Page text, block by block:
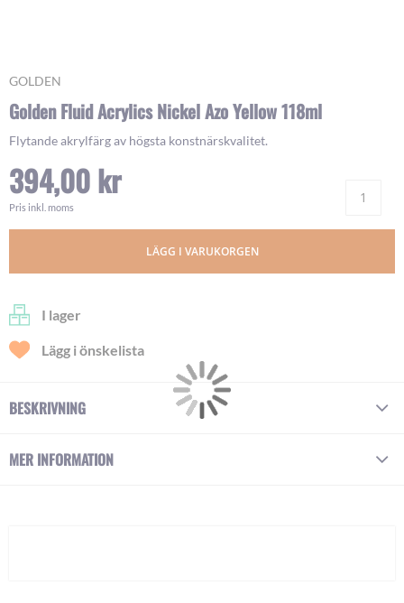
GOLDEN
Golden Fluid Acrylics Nickel Azo Yellow 118ml
Flytande akrylfärg av högsta konstnärskvalitet.
394,00 kr
Pris inkl. moms
LÄGG I VARUKORGEN
I lager
Lägg i önskelista
Skip
the
of
the
images
gallery
BESKRIVNING
MER INFORMATION